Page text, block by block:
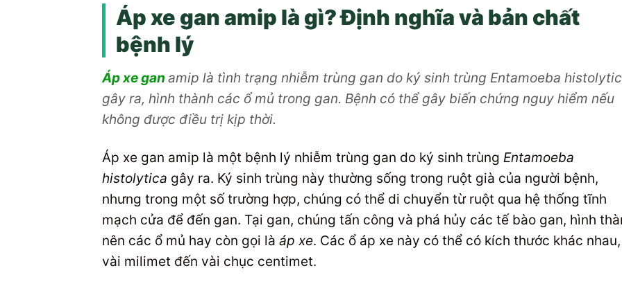
Áp xe gan amip là gì? Định nghĩa và bản chất
bệnh lý
Áp xe gan amip là tình trạng nhiễm trùng gan do ký sinh trùng Entamoeba
gây ra, hình thành các ổ mủ trong gan. Bệnh có thể gây biến chứng nguy hiểm nếu
không được điều trị kịp thời.
Áp xe gan amip là một bệnh lý nhiễm trùng gan do ký sinh trùng Entamoeba
histolytica gây ra. Ký sinh trùng này thường sống trong ruột già của người bệnh,
nhưng trong một số trường hợp, chúng có thể di chuyển từ ruột qua hệ thống tĩnh
mạch cửa để đến gan. Tại gan, chúng tấn công và phá hủy các tế bào gan, hình
nên các ổ mủ hay còn gọi là áp xe. Các ổ áp xe này có thể có kích thước khác
vài milimet đến vài chục centimet.